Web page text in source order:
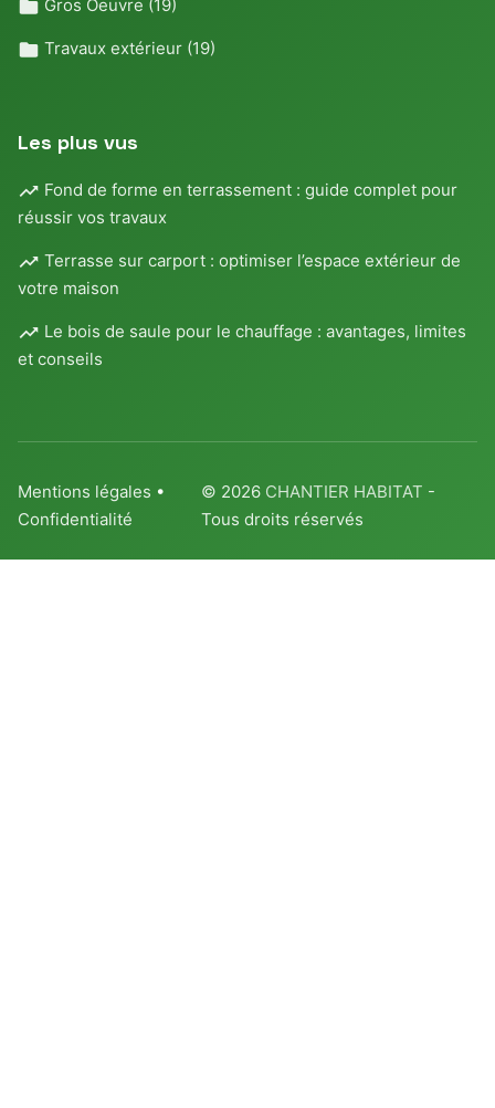
Gros Oeuvre (19)
Travaux extérieur (19)
Les plus vus
Fond de forme en terrassement : guide complet pour
réussir vos travaux
Terrasse sur carport : optimiser l’espace extérieur de
votre maison
Le bois de saule pour le chauffage : avantages, limites
et conseils
Mentions légales •
Confidentialité
© 2026 CHANTIER HABITAT -
Tous droits réservés